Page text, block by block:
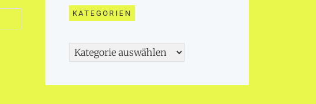
KATEGORIEN
Kategorien